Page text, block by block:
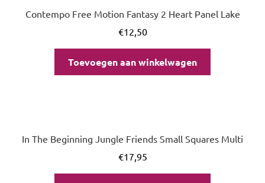
Contempo Free Motion Fantasy 2 Heart Panel Lake
€12,50
Toevoegen aan winkelwagen
In The Beginning Jungle Friends Small Squares Multi
€17,95